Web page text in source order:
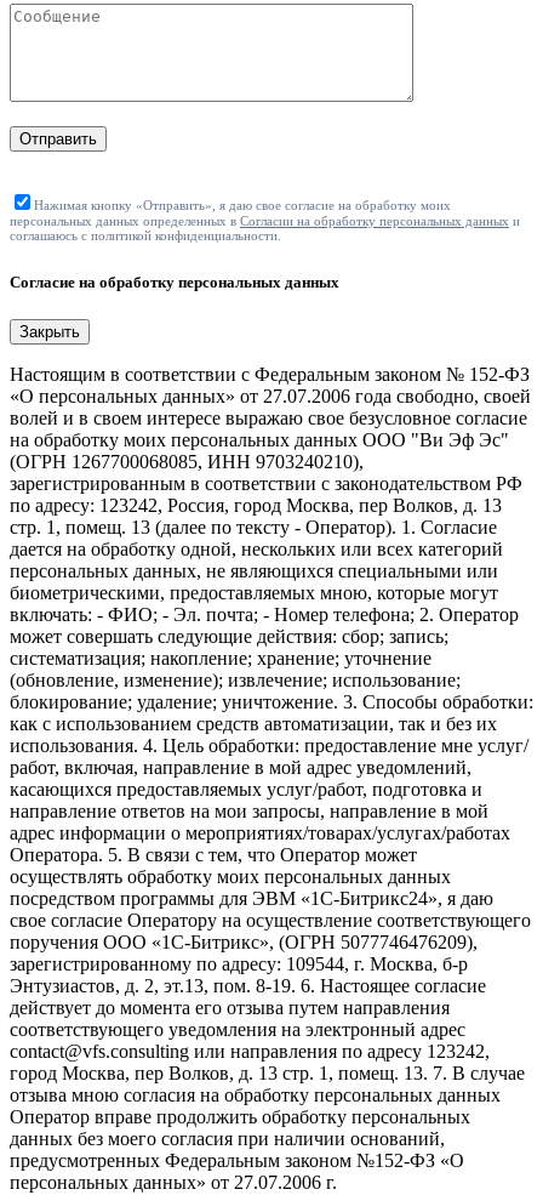
Отправить
Нажимая кнопку «Отправить», я даю свое согласие на обработку моих
персональных данных определенных в Согласии на обработку персональных данных и
соглашаюсь с политикой конфиденциальности.
Согласие на обработку персональных данных
Закрыть
Настоящим в соответствии с Федеральным законом № 152-ФЗ
«О персональных данных» от 27.07.2006 года свободно, своей
волей и в своем интересе выражаю свое безусловное согласие
на обработку моих персональных данных ООО "Ви Эф Эс"
(ОГРН 1267700068085, ИНН 9703240210),
зарегистрированным в соответствии с законодательством РФ
по адресу: 123242, Россия, город Москва, пер Волков, д. 13
стр. 1, помещ. 13 (далее по тексту - Оператор). 1. Согласие
дается на обработку одной, нескольких или всех категорий
персональных данных, не являющихся специальными или
биометрическими, предоставляемых мною, которые могут
включать: - ФИО; - Эл. почта; - Номер телефона; 2. Оператор
может совершать следующие действия: сбор; запись;
систематизация; накопление; хранение; уточнение
(обновление, изменение); извлечение; использование;
блокирование; удаление; уничтожение. 3. Способы обработки:
как с использованием средств автоматизации, так и без их
использования. 4. Цель обработки: предоставление мне услуг/
работ, включая, направление в мой адрес уведомлений,
касающихся предоставляемых услуг/работ, подготовка и
направление ответов на мои запросы, направление в мой
адрес информации о мероприятиях/товарах/услугах/работах
Оператора. 5. В связи с тем, что Оператор может
осуществлять обработку моих персональных данных
посредством программы для ЭВМ «1С-Битрикс24», я даю
свое согласие Оператору на осуществление соответствующего
поручения ООО «1С-Битрикс», (ОГРН 5077746476209),
зарегистрированному по адресу: 109544, г. Москва, б-р
Энтузиастов, д. 2, эт.13, пом. 8-19. 6. Настоящее согласие
действует до момента его отзыва путем направления
соответствующего уведомления на электронный адрес
contact@vfs.consulting или направления по адресу 123242,
город Москва, пер Волков, д. 13 стр. 1, помещ. 13. 7. В случае
отзыва мною согласия на обработку персональных данных
Оператор вправе продолжить обработку персональных
данных без моего согласия при наличии оснований,
предусмотренных Федеральным законом №152-ФЗ «О
персональных данных» от 27.07.2006 г.